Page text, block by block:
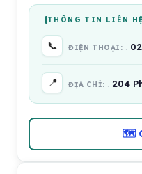
THÔNG TIN LIÊN HỆ
📞 ĐIỆN THOẠI:
📍 ĐỊA CHỈ: 204
🗺